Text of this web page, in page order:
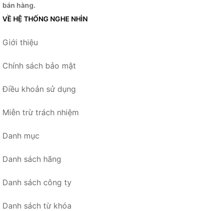
bán hàng.
VỀ HỆ THỐNG NGHE NHÌN
Giới thiệu
Chính sách bảo mật
Điều khoản sử dụng
Miễn trừ trách nhiệm
Danh mục
Danh sách hãng
Danh sách công ty
Danh sách từ khóa